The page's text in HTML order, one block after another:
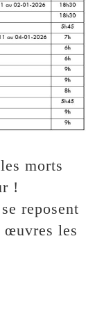
morts
!
reposent
œuvres les